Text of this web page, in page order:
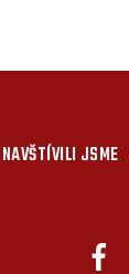
NAVŠTÍVILI JSME